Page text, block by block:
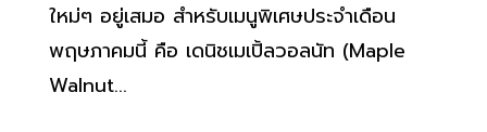
ใหม่ๆ อยู่เสมอ สำหรับเมนูพิเศษประจำเดือน
พฤษภาคมนี้ คือ เดนิชเมเปิ้ลวอลนัท (Maple
Walnut...